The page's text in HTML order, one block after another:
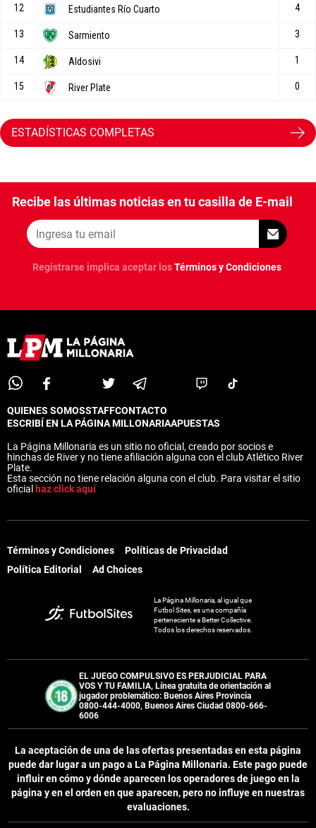
ESTADÍSTICAS COMPLETAS
Recibe las últimas noticias en tu casilla de E-mail
Registrarse implica aceptar losTérminos y Condiciones
QUIENES SOMOSSTAFFCONTACTO
ESCRIBÍ EN LA PÁGINA MILLONARIAAPUESTAS
La Página Millonaria es un sitio no oficial, creado por socios e
hinchas de River y no tiene afiliación alguna con el club Atlético River
Plate.
Esta sección no tiene relación alguna con el club. Para visitar el sitio
oficial haz click aquí
Términos y Condiciones
Políticas de Privacidad
Política Editorial
Ad Choices
La Página Millonaria, al igual que
Futbol Sites, es una compañía
perteneciente a Better Collective.
Todos los derechos reservados.
EL JUEGO COMPULSIVO ES PERJUDICIAL PARA
VOS Y TU FAMILIA, Línea gratuita de orientación al
jugador problemático: Buenos Aires Provincia
0800-444-4000, Buenos Aires Ciudad 0800-666-
6006
La aceptación de una de las ofertas presentadas en esta página
puede dar lugar a un pago a La Página Millonaria. Este pago puede
influir en cómo y dónde aparecen los operadores de juego en la
página y en el orden en que aparecen, pero no influye en nuestras
evaluaciones.